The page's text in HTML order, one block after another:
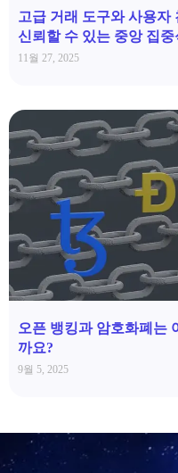
고급 거래 도구와 사용
신뢰할 수 있는 중앙 집
11월 27, 2025
오픈 뱅킹과 암호화폐는
까요?
9월 5, 2025